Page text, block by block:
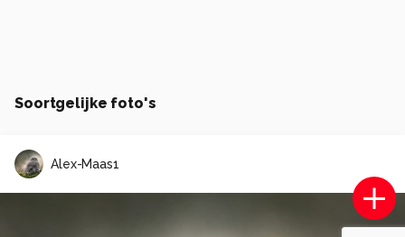
Soortgelijke foto's
Alex-Maas1